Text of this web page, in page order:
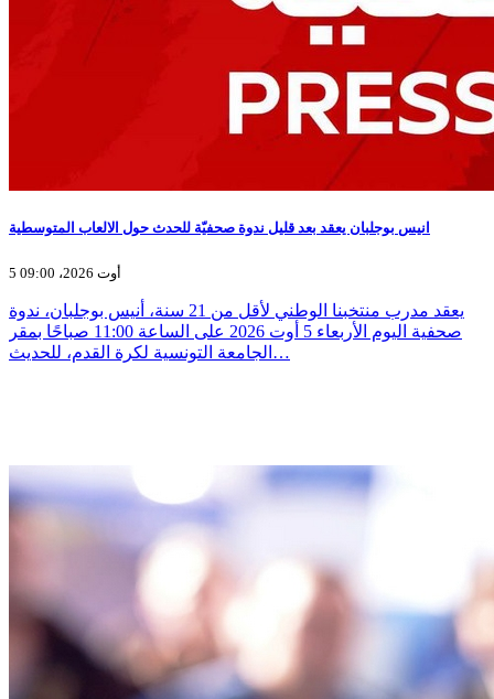
انيس بوجلبان يعقد بعد قليل ندوة صحفيّة للحدث حول الالعاب المتوسطية
5 أوت 2026، 09:00
يعقد مدرب منتخبنا الوطني لأقل من 21 سنة، أنيس بوجلبان، ندوة
صحفية اليوم الأربعاء 5 أوت 2026 على الساعة 11:00 صباحًا بمقر
الجامعة التونسية لكرة القدم، للحديث…